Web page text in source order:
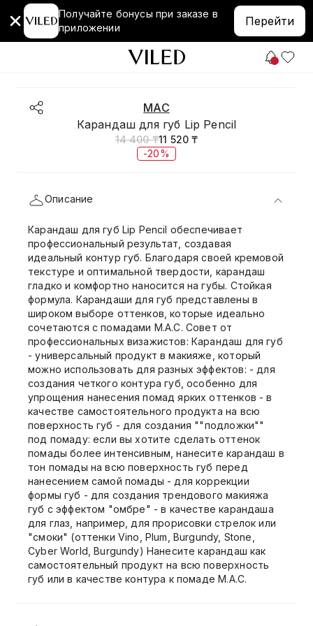
Получайте бонусы при заказе в
приложении
Перейти
MAC
Карандаш для губ Lip Pencil
14 400 ₸11 520 ₸
-20%
Описание
Карандаш для губ Lip Pencil обеспечивает
профессиональный результат, создавая
идеальный контур губ. Благодаря своей кремовой
текстуре и оптимальной твердости, карандаш
гладко и комфортно наносится на губы. Стойкая
формула. Карандаши для губ представлены в
широком выборе оттенков, которые идеально
сочетаются с помадами М.А.С. Совет от
профессиональных визажистов: Карандаш для губ
- универсальный продукт в макияже, который
можно использовать для разных эффектов: - для
создания четкого контура губ, особенно для
упрощения нанесения помад ярких оттенков - в
качестве самостоятельного продукта на всю
поверхность губ - для создания ""подложки""
под помаду: если вы хотите сделать оттенок
помады более интенсивным, нанесите карандаш в
тон помады на всю поверхность губ перед
нанесением самой помады - для коррекции
формы губ - для создания трендового макияжа
губ с эффектом "омбре" - в качестве карандаша
для глаз, например, для прорисовки стрелок или
"смоки" (оттенки Vino, Plum, Burgundy, Stone,
Cyber World, Burgundy) Нанесите карандаш как
самостоятельный продукт на всю поверхность
губ или в качестве контура к помаде М.А.С.